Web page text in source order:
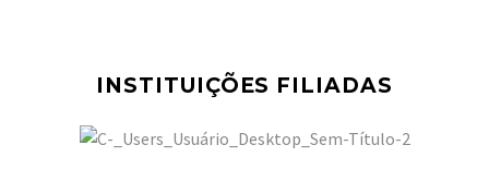
INSTITUIÇÕES FILIADAS